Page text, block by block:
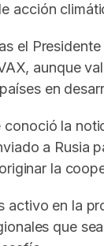
acción
el
aunque
en
la
a Rusia
la
activo en la
que